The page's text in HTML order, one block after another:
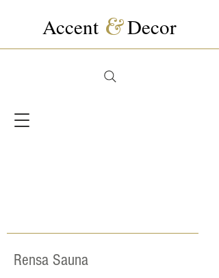
Accent &Decor
Rensa Sauna